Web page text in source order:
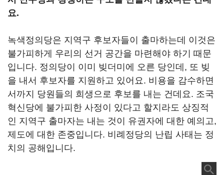
요.
녹색정의당은 지역구 후보자들이 출마하는데 이것은
불가피하게 우리의 선거 공간을 마련해야 하기 때문
입니다. 정의당이 이미 빚더미에 오른 당인데, 또 빚
을 내서 후보자를 지원하고 있어요. 비용을 감수하면
서까지 당원들의 희생으로 후보를 내는 건데요. 조국
혁신당에 불가피한 사정이 있다고 할지라도 상징적
인 지역구 출마자는 내는 것이 유권자에 대한 예의고,
제도에 대한 존중입니다. 비례정당의 난립 사태는 정
치의 공해입니다.